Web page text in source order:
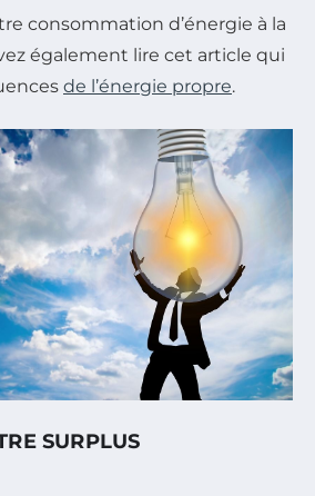
consommation d’énergie à la
également lire cet article qui
de l’énergie propre.
SURPLUS